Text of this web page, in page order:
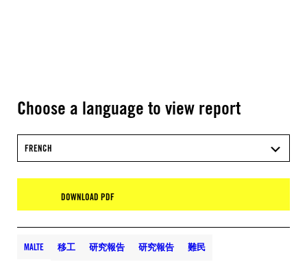
Choose a language to view report
FRENCH
DOWNLOAD PDF
MALTE 移工 研究報告 研究報告 難民